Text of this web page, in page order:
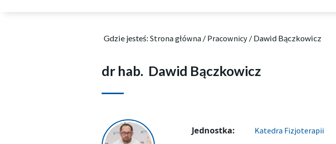
Gdzie jesteś: Strona główna / Pracownicy/ Dawid Bączkowicz
dr hab. Dawid Bączkowicz
Jednostka: Katedra Fizjoterapii